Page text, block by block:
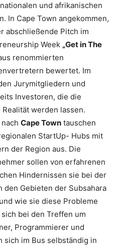
und afrikanischen
In Cape Town angekommen,
abschließende Pitch im
Week „Get in The
renommierten
bewertet. Im
Jurymitgliedern und
Investoren, die die
werden lassen.
Cape Town tauschen
StartUp- Hubs mit
der Region aus. Die
sollen von erfahrenen
Hindernissen sie bei der
Gebieten der Subsahara
wie sie diese Probleme
bei den Treffen um
Programmierer und
sich im Bus selbständig in